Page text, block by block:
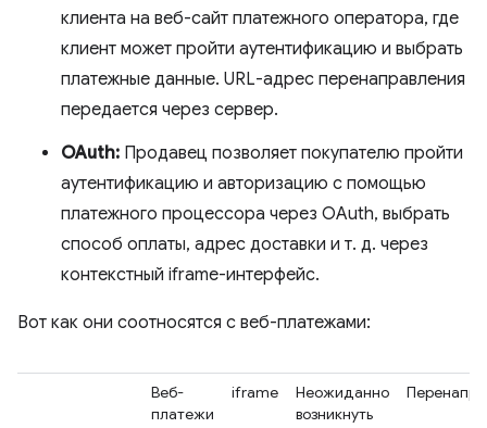
клиента на веб-сайт платежного оператора, где
клиент может пройти аутентификацию и выбрать
платежные данные. URL-адрес перенаправления
передается через сервер.
OAuth: Продавец позволяет покупателю пройти
аутентификацию и авторизацию с помощью
платежного процессора через OAuth, выбрать
способ оплаты, адрес доставки и т. д. через
контекстный iframe-интерфейс.
Вот как они соотносятся с веб-платежами:
Веб-
платежи
iframe
Неожиданно
возникнуть